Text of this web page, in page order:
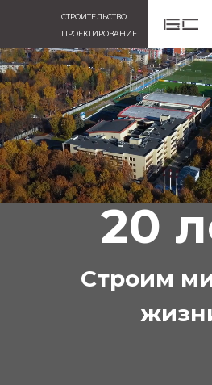
СТРОИТЕЛЬСТВО
ПРОЕКТИРОВАНИЕ
20
Строим